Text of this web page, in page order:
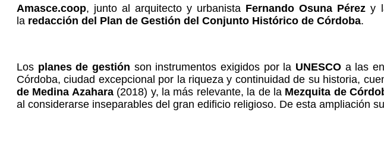
Amasce.coop, junto al arquitecto y urbanista Fernando Osuna Pérez y
la redacción del Plan de Gestión del Conjunto Histórico de Córdoba.
Los planes de gestión son instrumentos exigidos por la UNESCOa las
Córdoba, ciudad excepcional por la riqueza y continuidad de su historia,
de Medina Azahara(2018) y, la más relevante, la de la Mezquita de
al considerarse inseparables del gran edificio religioso. De esta ampliación